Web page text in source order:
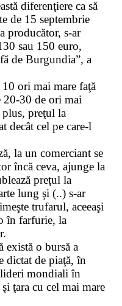
diferenţiere ca să
de 15 septembrie
producător, s-ar
sau 150 euro,
de Burgundia”, a
ori mai mare faţă
20-30 de ori mai
plus, preţul la
decât cel pe care-l
la un comerciant se
încă ceva, ajunge la
preţul la
lung şi (..) s-ar
trufarul, aceeaşi
în farfurie, la
există o bursă a
dictat de piaţă, în
mondiali în
ţara cu cel mai mare